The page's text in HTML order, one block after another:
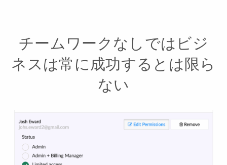
チームワークなしではビジ
ネスは常に成功するとは限ら
ない